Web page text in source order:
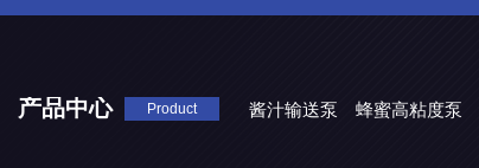
产品中心 Product 酱汁输送泵 蜂蜜高粘度泵